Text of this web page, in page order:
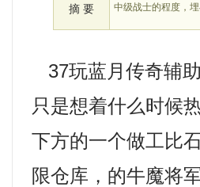
摘 要
中级战士的程度，
37玩蓝月传奇辅
只是想着什么时候
下方的一个做工比
限仓库，的牛魔将